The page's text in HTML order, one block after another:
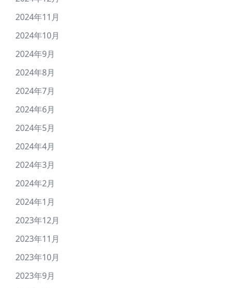
2024年11月
2024年10月
2024年9月
2024年8月
2024年7月
2024年6月
2024年5月
2024年4月
2024年3月
2024年2月
2024年1月
2023年12月
2023年11月
2023年10月
2023年9月